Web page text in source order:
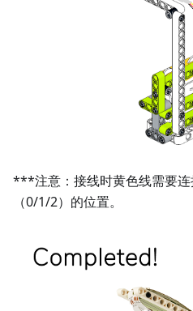
***注意：接线时黄色线需要
（0/1/2）的位置。